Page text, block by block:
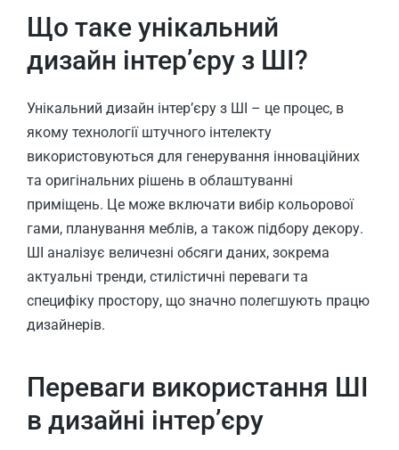
Що таке унікальний
дизайн інтер’єру з ШІ?
Унікальний дизайн інтер’єру з ШІ – це процес, в
якому технології штучного інтелекту
використовуються для генерування інноваційних
та оригінальних рішень в облаштуванні
приміщень. Це може включати вибір кольорової
гами, планування меблів, а також підбору декору.
ШІ аналізує величезні обсяги даних, зокрема
актуальні тренди, стилістичні переваги та
специфіку простору, що значно полегшують працю
дизайнерів.
Переваги використання ШІ
в дизайні інтер’єру